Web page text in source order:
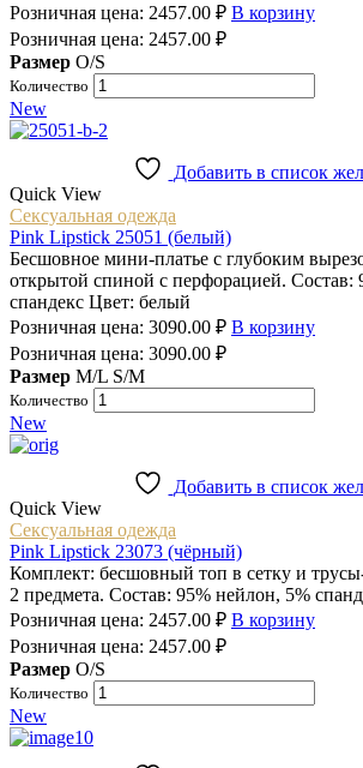
Розничная цена: 2457.00 ₽ В корзину
Розничная цена: 2457.00 ₽
Размер O/S
Количество
New
Добавить в список
Quick View
Сексуальная одежда
Pink Lipstick 25051 (белый)
Бесшовное мини-платье с глубоким
открытой спиной с перфорацией. Состав:
спандекс Цвет: белый
Розничная цена: 3090.00 ₽ В корзину
Розничная цена: 3090.00 ₽
Размер M/L S/M
Количество
New
Добавить в список
Quick View
Сексуальная одежда
Pink Lipstick 23073 (чёрный)
Комплект: бесшовный топ в сетку и
2 предмета. Состав: 95% нейлон, 5%
Розничная цена: 2457.00 ₽ В корзину
Розничная цена: 2457.00 ₽
Размер O/S
Количество
New